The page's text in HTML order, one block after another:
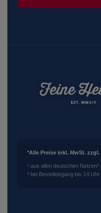
*Alle Preise inkl. MwSt. zzgl.
¹ aus allen deutschen Netzen²
³ bei Bestelleingang bis 14